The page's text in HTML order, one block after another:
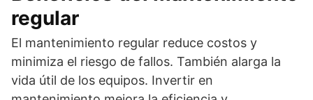
regular
El mantenimiento regular reduce costos y
minimiza el riesgo de fallos. También alarga la
vida útil de los equipos. Invertir en